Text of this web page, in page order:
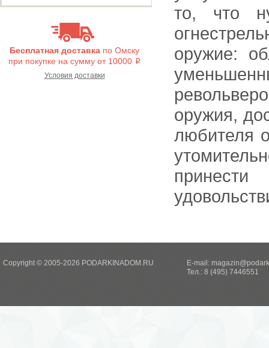
Бесплатная доставка по Омску
при покупке на сумму от 10000 i
Условия доставки
то, что
оружие:
оружия,
любителя
Copyright © 2005-2026 PODARKINADOM.RU E-mail:
Тел.: 8 (495) 7446551